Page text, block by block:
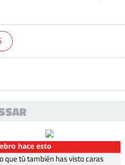
hace esto
que tú también has visto caras